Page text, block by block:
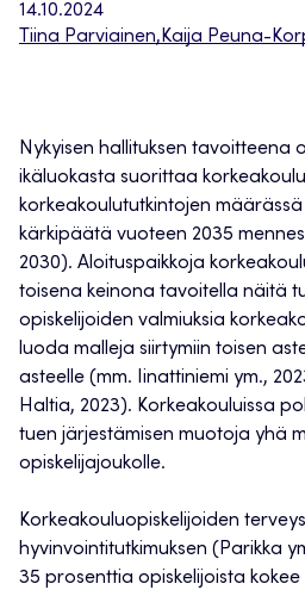
14.10.2024
Tiina Parviainen, Kaija Peuna-
Nykyisen hallituksen tavoitteena
ikäluokasta suorittaa
korkeakoulututkintojen
kärkipäätä vuoteen 2035
2030). Aloituspaikkoja
toisena keinona tavoitella näitä
opiskelijoiden valmiuksia
luoda malleja siirtymiin toisen
asteelle (mm. Iinattiniemi ym.,
Haltia, 2023). Korkeakouluissa
tuen järjestämisen muotoja yhä
opiskelijajoukolle.
Korkeakouluopiskelijoiden
hyvinvointitutkimuksen (Parikka
35 prosenttia opiskelijoista kokee